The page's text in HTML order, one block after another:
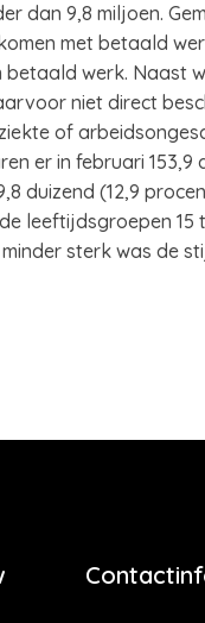
dan 9,8 miljoen.
met betaald
betaald werk. Naast
niet direct
of
er in februari 153,9
duizend (12,9
leeftijdsgroepen 15
sterk was de